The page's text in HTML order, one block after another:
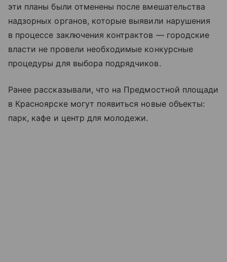
эти планы были отменены после вмешательства
надзорных органов, которые выявили нарушения
в процессе заключения контрактов — городские
власти не провели необходимые конкурсные
процедуры для выбора подрядчиков.
Ранее рассказывали, что на Предмостной площади
в Красноярске могут появиться новые объекты:
парк, кафе и центр для молодежи.